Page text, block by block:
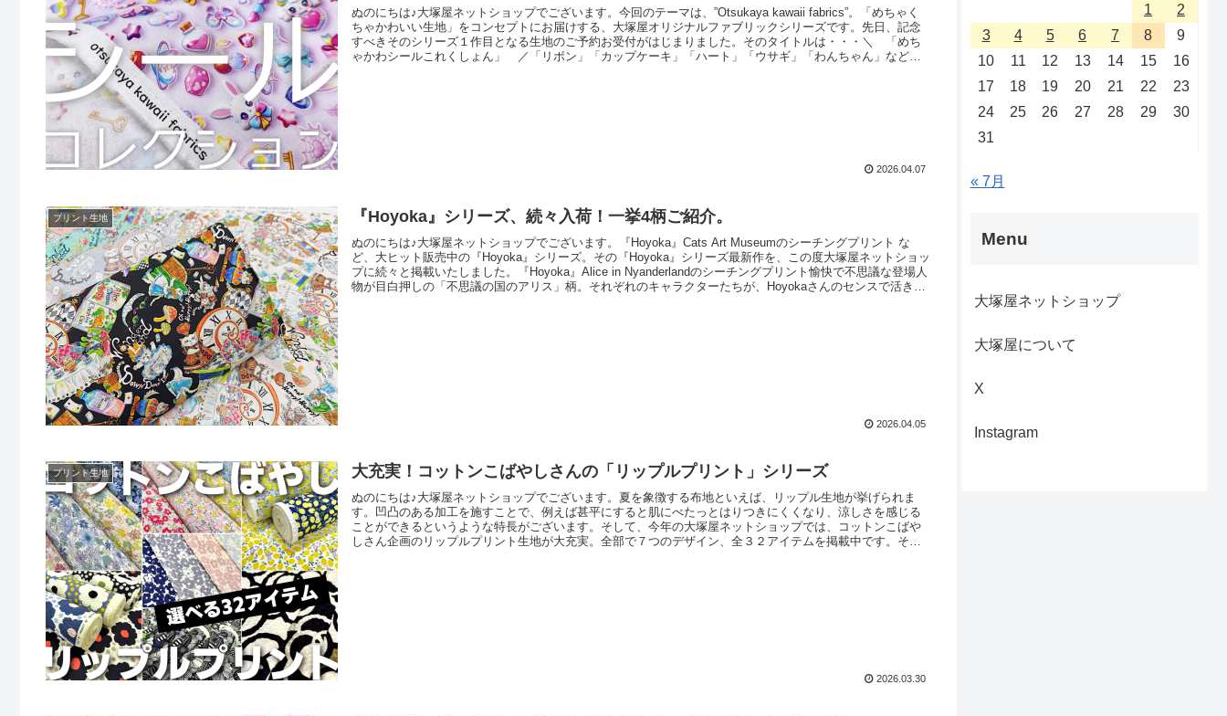
ぬのにちは♪大塚屋ネットショップでございます。今回のテーマは、”Otsukaya kawaii fabrics”。「めちゃく
ちゃかわいい生地」をコンセプトにお届けする、大塚屋オリジナルファブリックシリーズです。先日、記念
すべきそのシリーズ１作目となる生地のご予約お受付がはじまりました。そのタイトルは・・・＼ 「めち
ゃかわシールこれくしょん」 ／「リボン」「カップケーキ」「ハート」「ウサギ」「わんちゃん」などの
2026.04.07
プリント生地 『Hoyoka』シリーズ、続々入荷！一挙4柄ご紹介。
ぬのにちは♪大塚屋ネットショップでございます。『Hoyoka』Cats Art Museumのシーチングプリント な
ど、大ヒット販売中の『Hoyoka』シリーズ。その『Hoyoka』シリーズ最新作を、この度大塚屋ネットショッ
プに続々と掲載いたしました。『Hoyoka』Alice in Nyanderlandのシーチングプリント愉快で不思議な登場人
物が目白押しの「不思議の国のアリス」柄。それぞれのキャラクターたちが、Hoyokaさんのセンスで活き活
2026.04.05
プリント生地 大充実！コットンこばやしさんの「リップルプリント」シリーズ
ぬのにちは♪大塚屋ネットショップでございます。夏を象徴する布地といえば、リップル生地が挙げられま
す。凹凸のある加工を施すことで、例えば甚平にすると肌にべたっとはりつきにくくなり、涼しさを感じる
ことができるというような特長がございます。そして、今年の大塚屋ネットショップでは、コットンこばや
しさん企画のリップルプリント生地が大充実。全部で７つのデザイン、全３２アイテムを掲載中です。その
2026.03.30
1
2
3
4 5 6 7 8
9
10
11 12 13 14 15
16
17
18 19 20 21 22
23
24
25 26 27 28 29
30
31
« 7月
Menu
大塚屋ネットショップ
大塚屋について
X
Instagram